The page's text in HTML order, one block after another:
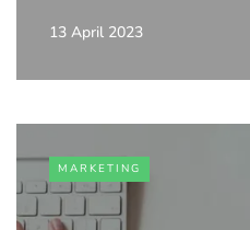
13 April 2023
MARKETING